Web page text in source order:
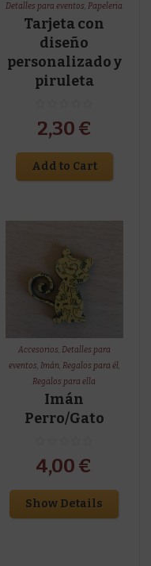
Detalles para eventos,Papeleria
Tarjeta con
diseño
personalizado y
piruleta
2,30 €
Add to Cart
Accesorios, Detalles para
eventos, Imán, Regalos para él,
Regalos para ella
Imán
Perro/Gato
4,00 €
Show Details